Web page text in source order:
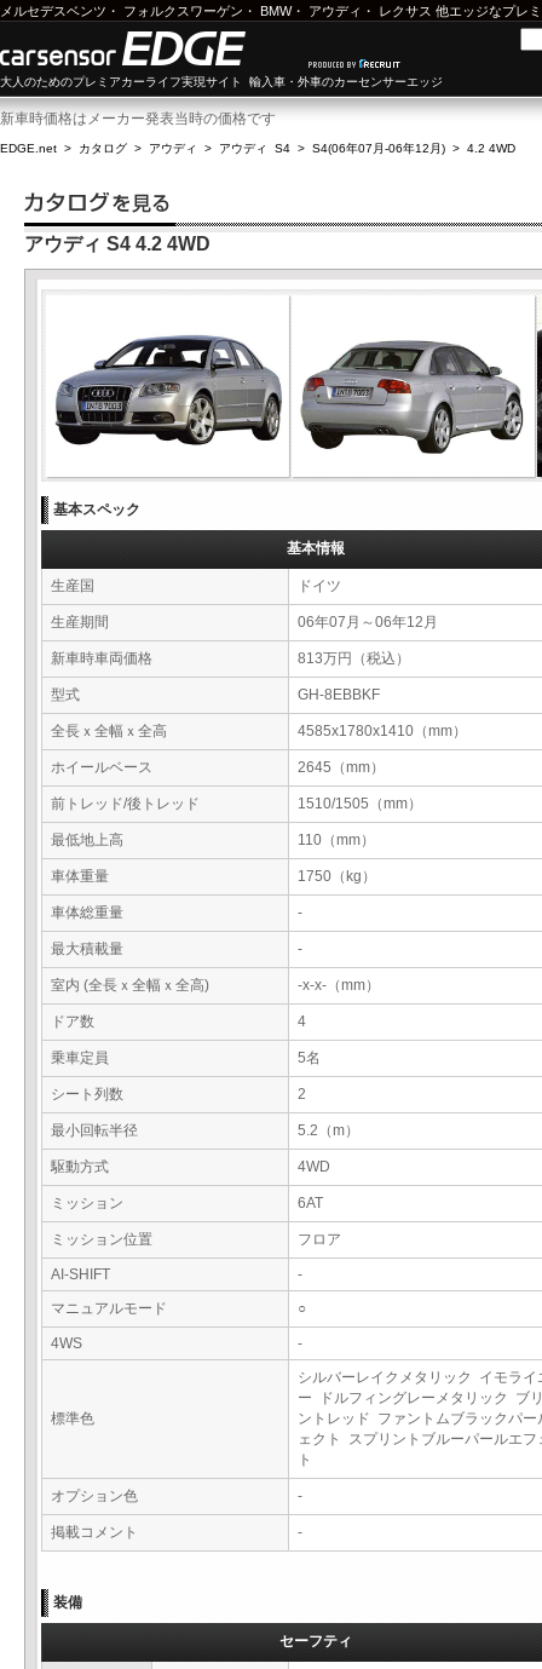
メルセデスベンツ ・ フォルクスワーゲン ・ BMW・ アウディ ・ レクサス 他エッジなプレ
大人のためのプレミアカーライフ実現サイト 輸入車・外車のカーセンサーエッジ
新車時価格はメーカー発表当時の価格です
EDGE.net > カタログ > アウディ > アウディ S4 > S4(06年07月-06年12月) > 4.2 4WD
アウディ S4 4.2 4WD
基本スペック
基本情報
生産国 ドイツ
生産期間 06年07月～06年12月
新車時車両価格 813万円（税込）
型式 GH-8EBBKF
全長ｘ全幅ｘ全高 4585x1780x1410（mm）
ホイールベース 2645（mm）
前トレッド/後トレッド 1510/1505（mm）
最低地上高 110（mm）
車体重量 1750（kg）
車体総重量 -
最大積載量 -
室内 (全長ｘ全幅ｘ全高) -x-x-（mm）
ドア数 4
乗車定員 5名
シート列数 2
最小回転半径 5.2（m）
駆動方式 4WD
ミッション 6AT
ミッション位置 フロア
AI-SHIFT
-
マニュアルモード
○
4WS -
標準色
シルバーレイクメタリック イモライ
ー ドルフィングレーメタリック ブ
ントレッド ファントムブラックパー
ェクト スプリントブルーパールエフ
ト
オプション色 -
掲載コメント -
装備
セーフティ